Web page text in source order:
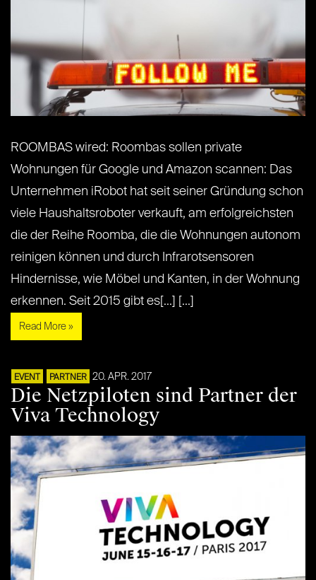
ROOMBAS wired: Roombas sollen private
Wohnungen für Google und Amazon scannen: Das
Unternehmen iRobot hat seit seiner Gründung schon
viele Haushaltsroboter verkauft, am erfolgreichsten
die der Reihe Roomba, die die Wohnungen autonom
reinigen können und durch Infrarotsensoren
Hindernisse, wie Möbel und Kanten, in der Wohnung
erkennen. Seit 2015 gibt es[...] [...]
Read More »
EVENT PARTNER 20. APR. 2017
Die Netzpiloten sind Partner der
Viva Technology